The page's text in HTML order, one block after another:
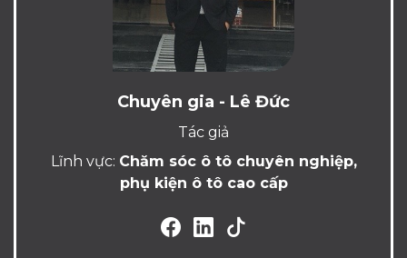
Chuyên gia - Lê Đức
Tác giả
Lĩnh vực: Chăm sóc ô tô chuyên nghiệp,
phụ kiện ô tô cao cấp